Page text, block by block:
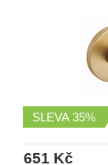
SLEVA 35%
651 Kč